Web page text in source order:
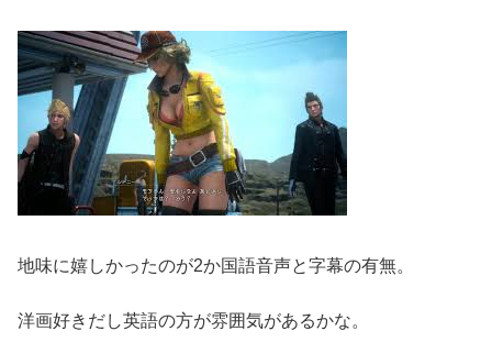
地味に嬉しかったのが2か国語音声と字幕の有無。
洋画好きだし英語の方が雰囲気があるかな。